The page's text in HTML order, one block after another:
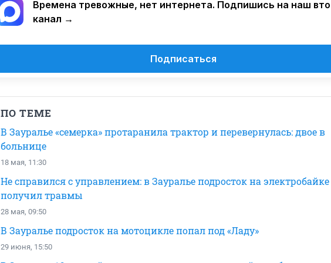
Времена тревожные, нет интернета. Подпишись на наш
канал →
Подписаться
ПО ТЕМЕ
В Зауралье «семерка» протаранила трактор и перевернулась: двое в
больнице
18 мая, 11:30
Не справился с управлением: в Зауралье подросток на электробайке
получил травмы
28 мая, 09:50
В Зауралье подросток на мотоцикле попал под «Ладу»
29 июня, 15:50